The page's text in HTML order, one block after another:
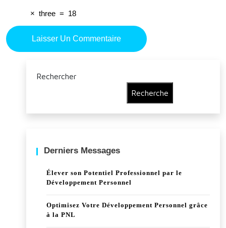
× three = 18
Rechercher
Recherche
Derniers Messages
Élever son Potentiel Professionnel par le
Développement Personnel
Optimisez Votre Développement Personnel grâce
à la PNL